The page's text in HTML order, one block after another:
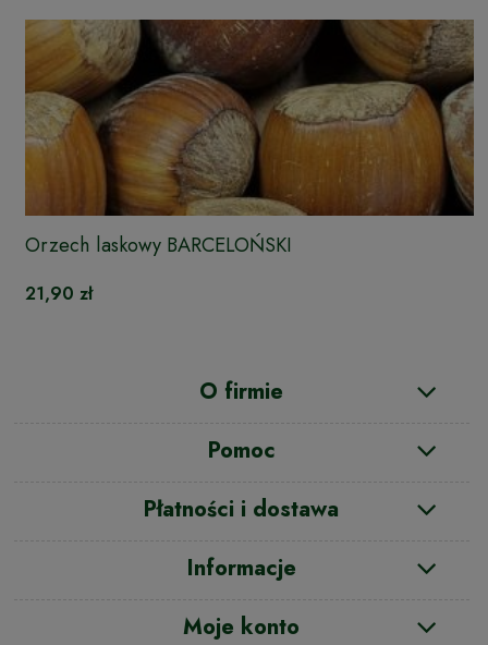
Orzech laskowy BARCELOŃSKI
21,90 zł
O firmie
Pomoc
Płatności i dostawa
Informacje
Moje konto